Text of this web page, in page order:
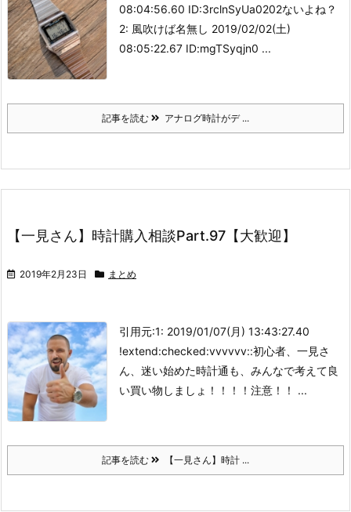
08:04:56.60 ID:3rclnSyUa0202ないよね？
2: 風吹けば名無し 2019/02/02(土)
08:05:22.67 ID:mgTSyqjn0 ...
記事を読む アナログ時計がデ ...
【一見さん】時計購入相談Part.97【大歓迎】
2019年2月23日 まとめ
引用元:1: 2019/01/07(月) 13:43:27.40
!extend:checked:vvvvvv::初心者、一見さ
ん、迷い始めた時計通も、みんなで考えて良
い買い物しましょ！
！！！注意！！ ...
記事を読む 【一見さん】時計 ...